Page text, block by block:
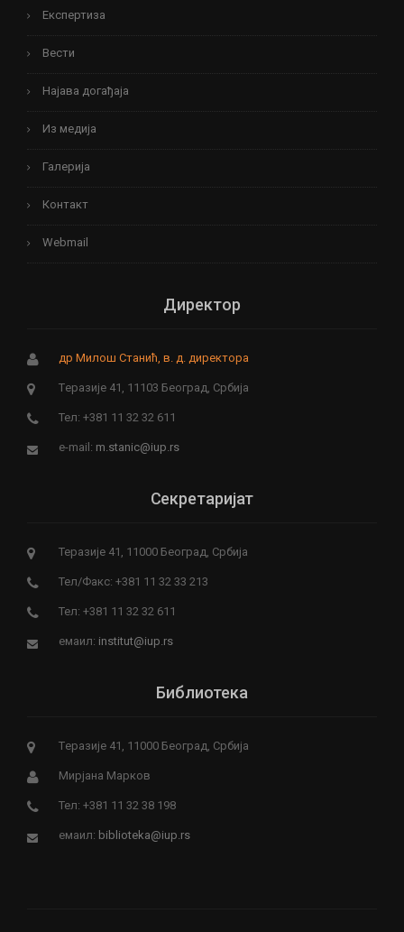
Експертиза
Вести
Најава догађаја
Из медија
Галерија
Контакт
Webmail
Директор
др Милош Станић, в. д. директора
Tеразије 41, 11103 Београд, Србија
Тел: +381 11 32 32 611
e-mail: m.stanic@iup.rs
Секретаријат
Теразије 41, 11000 Београд, Србија
Тел/Факс: +381 11 32 33 213
Тел: +381 11 32 32 611
емаил: institut@iup.rs
Библиотека
Tеразије 41, 11000 Београд, Србија
Мирјана Марков
Тел: +381 11 32 38 198
емаил: biblioteka@iup.rs